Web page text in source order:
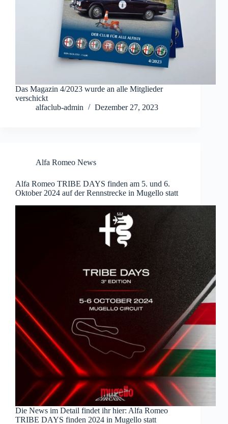
Das Magazin 4/2023 wurde an alle Mitglieder
verschickt
alfaclub-admin
Dezember 27, 2023
Alfa Romeo News
Alfa Romeo TRIBE DAYS finden am 5. und 6.
Oktober 2024 auf der Rennstrecke in Mugello statt
Die News im Detail findet ihr hier: Alfa Romeo
TRIBE DAYS finden 2024 in Mugello statt